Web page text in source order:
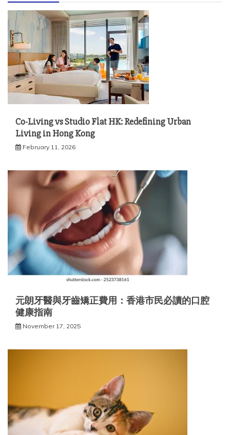
Co-Living vs Studio Flat HK: Redefining Urban
Living in Hong Kong
February 11, 2026
元朗牙醫與牙齒矯正費用：香港市民必讀的口腔
健康指南
November 17, 2025